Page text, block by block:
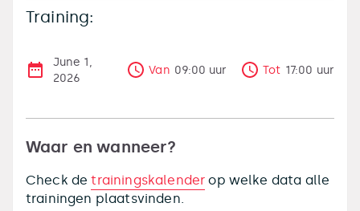
Training:
June 1,
2026
Van 09:00 uur Tot 17:00 uur
Waar en wanneer?
Check detrainingskalender op welke data alle
trainingen plaatsvinden.